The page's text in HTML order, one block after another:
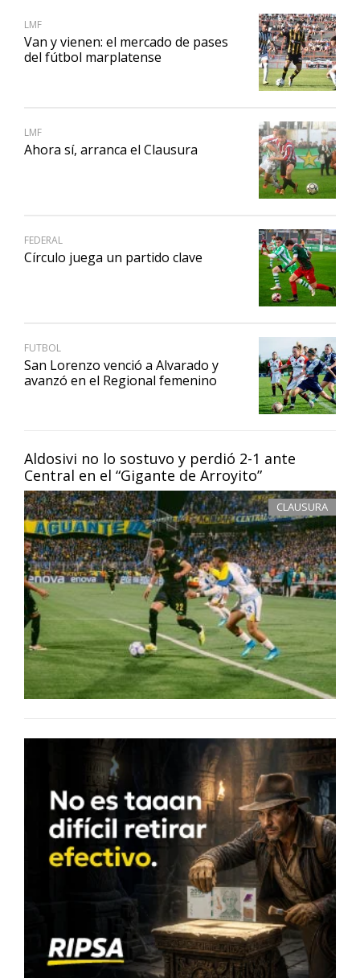
Aldosivi no lo sostuvo y perdió 2-1 ante
Central en el “Gigante de Arroyito”
CLAUSURA
LMF
Van y vienen: el mercado de pases
del fútbol marplatense
LMF
Ahora sí, arranca el Clausura
FEDERAL
Círculo juega un partido clave
FUTBOL
San Lorenzo venció a Alvarado y
avanzó en el Regional femenino